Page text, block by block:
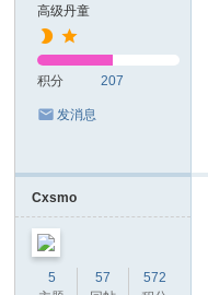
高级丹童
积分 207
发消息
Cxsmo
5
57
572